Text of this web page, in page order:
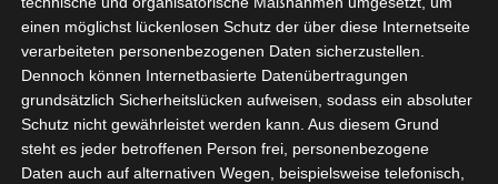
einen möglichst lückenlosen Schutz der über diese Internetseite
verarbeiteten personenbezogenen Daten sicherzustellen.
Dennoch können Internetbasierte Datenübertragungen
grundsätzlich Sicherheitslücken aufweisen, sodass ein absoluter
Schutz nicht gewährleistet werden kann. Aus diesem Grund
steht es jeder betroffenen Person frei, personenbezogene
Daten auch auf alternativen Wegen, beispielsweise telefonisch,